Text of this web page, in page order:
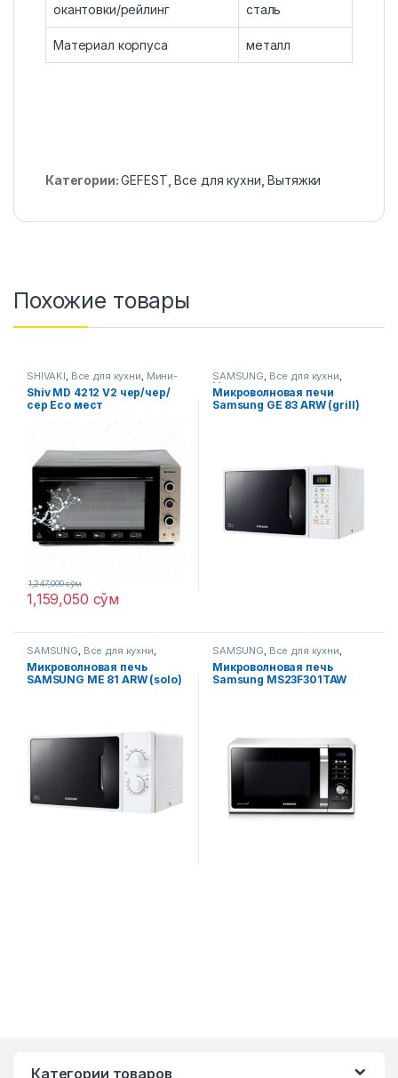
окантовки/рейлинг
сталь
Материал корпуса металл
Категории:GEFEST ,Все для кухни ,Вытяжки
Похожие товары
SHIVAKI, Все для кухни, Мини-
печи
Shiv MD 4212 V2 чер/чер/
сер Eco мест
1,159,050 сўм
1,247,000сўм
SAMSUNG, Все для кухни,
Микроволновые печи
Микроволновая печи
Samsung GE 83 ARW (grill)
SAMSUNG, Все для кухни,
Микроволновые печи
Микроволновая печь
SAMSUNG ME 81 ARW (solo)
SAMSUNG, Все для кухни,
Микроволновые печи
Микроволновая печь
Samsung MS23F301TAW
Категории товаров